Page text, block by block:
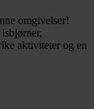
omgivelser!
aktiviteter og en